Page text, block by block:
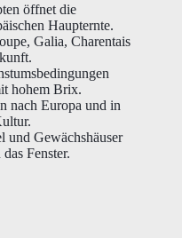
öffnet die
Haupternte.
Galia, Charentais
hohem Brix.
nach Europa und in
und Gewächshäuser
Fenster.